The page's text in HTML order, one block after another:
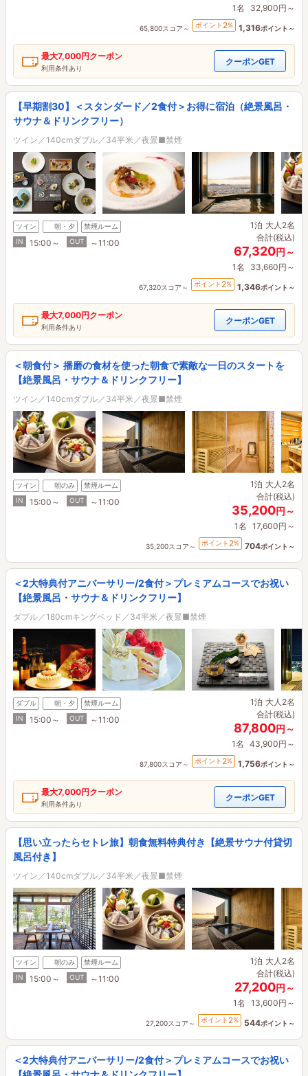
1名 32,900円～
65,800スコア～ ポイント 2% 1,316ポイント～
最大7,000円クーポン
利用条件あり
クーポンGET
【早期割30】＜スタンダード／2食付＞お得に宿泊（絶景風呂・
サウナ＆ドリンクフリー）
ツイン／140cmダブル／34平米／夜景■禁煙
ツイン 朝・夕
禁煙ルーム
IN
15:00～ OUT ～11:00
1泊 大人2名
合計(税込)
67,320円～
1名 33,660円～
67,320スコア～ ポイント 2% 1,346ポイント～
最大7,000円クーポン
利用条件あり
クーポンGET
＜朝食付＞ 播磨の食材を使った朝食で素敵な一日のスタートを
【絶景風呂・サウナ＆ドリンクフリー】
ツイン／140cmダブル／34平米／夜景■禁煙
ツイン 朝のみ
禁煙ルーム
IN
15:00～ OUT ～11:00
1泊 大人2名
合計(税込)
35,200円～
1名 17,600円～
35,200スコア～ ポイント 2% 704ポイント～
＜2大特典付アニバーサリー/2食付＞プレミアムコースでお祝い
【絶景風呂・サウナ＆ドリンクフリー】
ダブル／180cmキングベッド／34平米／夜景■禁煙
ダブル 朝・夕
禁煙ルーム
IN
15:00～ OUT ～11:00
1泊 大人2名
合計(税込)
87,800円～
1名 43,900円～
87,800スコア～ ポイント 2% 1,756ポイント～
最大7,000円クーポン
利用条件あり
クーポンGET
【思い立ったらセトレ旅】朝食無料特典付き【絶景サウナ付貸切
風呂付き】
ツイン／140cmダブル／34平米／夜景■禁煙
ツイン 朝のみ
禁煙ルーム
IN
15:00～ OUT ～11:00
1泊 大人2名
合計(税込)
27,200円～
1名 13,600円～
27,200スコア～ ポイント 2% 544ポイント～
＜2大特典付アニバーサリー/2食付＞プレミアムコースでお祝い